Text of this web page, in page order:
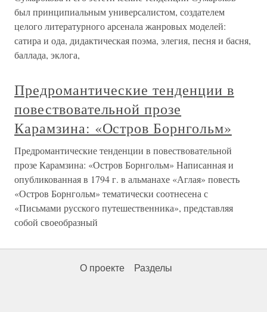
был принципиальным универсалистом, создателем
целого литературного арсенала жанровых моделей:
сатира и ода, дидактическая поэма, элегия, песня и басня,
баллада, эклога,
Предромантические тенденции в
повествовательной прозе
Карамзина: «Остров Борнгольм»
Предромантические тенденции в повествовательной
прозе Карамзина: «Остров Борнгольм» Написанная и
опубликованная в 1794 г. в альманахе «Аглая» повесть
«Остров Борнгольм» тематически соотнесена с
«Письмами русского путешественника», представляя
собой своеобразный
О проекте Разделы